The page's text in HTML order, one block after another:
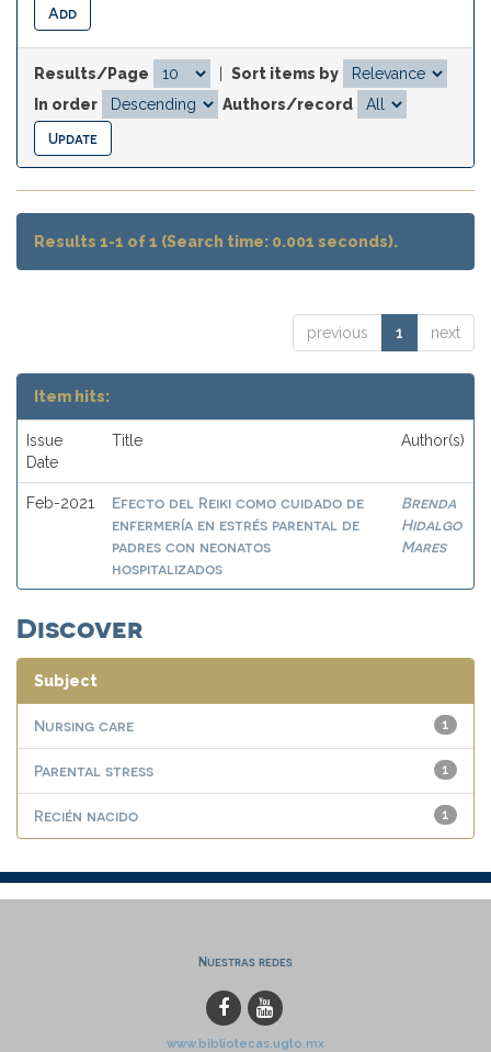
Results/Page
Sort items by
In order
Authors/record
Results 1-1 of 1 (Search time: 0.001 seconds).
previous 1 next
Item hits:
Issue
Date
Title Author(s)
Feb-2021
Efecto del Reiki como cuidado de
enfermería en estrés parental de
padres con neonatos
hospitalizados
Brenda
Hidalgo
Mares
Discover
Subject
1
Nursing care
1
Parental stress
1
Recién nacido
Nuestras redes
www.bibliotecas.ugto.mx